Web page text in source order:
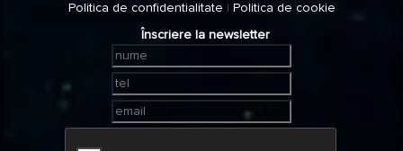
Politica de confidentialitate | Politica de cookie
Înscriere la newsletter